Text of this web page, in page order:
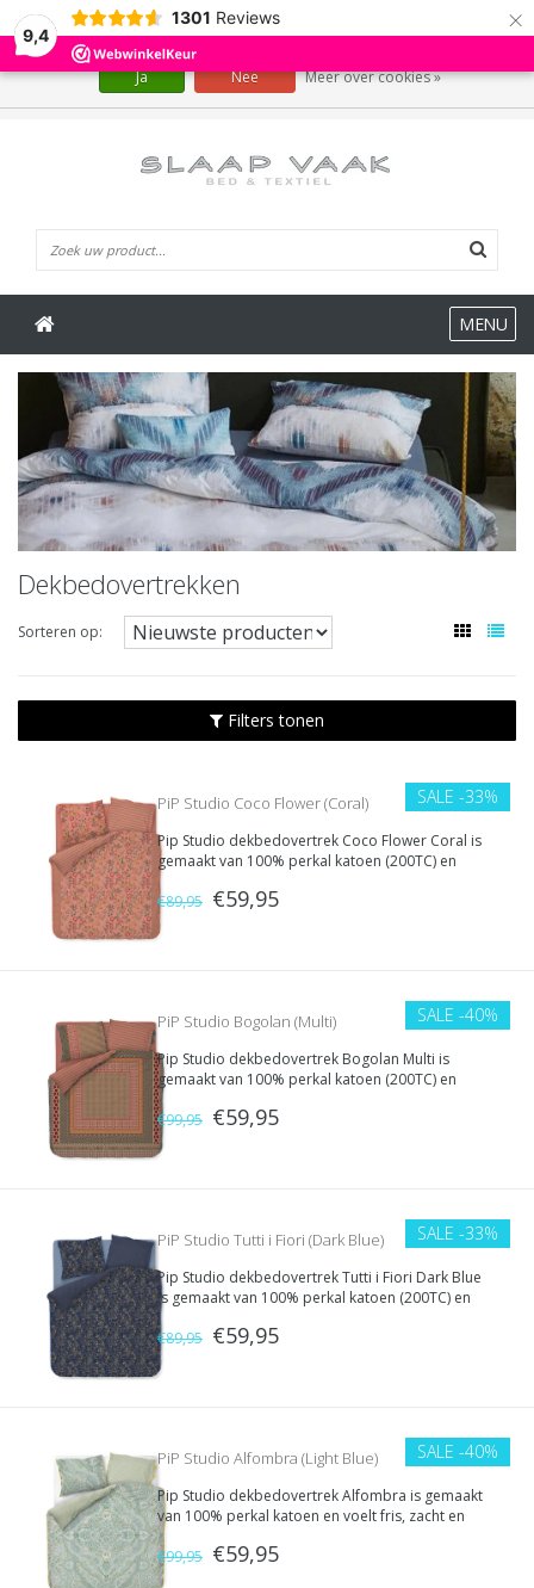
9,4
1301 Reviews ×
MENU
Dekbedovertrekken
Sorteren op:
Filters tonen
SALE -33%
PiP Studio Coco Flower (Coral)
Pip Studio dekbedovertrek Coco Flower Coral is
gemaakt van 100% perkal katoen (200TC) en
heeft een weelderig bloemendessin in warme
koraal- en zalntinten. Dubbelzijdig te gebruiken,
dubbele instopstrook.
€89,95 €59,95
SALE -40%
PiP Studio Bogolan (Multi)
Pip Studio dekbedovertrek Bogolan Multi is
gemaakt van 100% perkal katoen (200TC) en
heeft een grafisch, Afrikaans geïnspireerd dessin
met geometrische ornamenten in roze, rood,
oker en teal. Dubbelzijdig te gebruiken, dubbele
instopstrook.
€99,95 €59,95
SALE -33%
PiP Studio Tutti i Fiori (Dark Blue)
Pip Studio dekbedovertrek Tutti i Fiori Dark Blue
is gemaakt van 100% perkal katoen (200TC) en
heeft een dicht, romantisch bloemendessin in
diepblauwe tinten met gouden accenten.
Dubbelzijdig te gebruiken, dubbele
instopstrook.
€89,95 €59,95
SALE -40%
PiP Studio Alfombra (Light Blue)
Pip Studio dekbedovertrek Alfombra is gemaakt
van 100% perkal katoen en voelt fris, zacht en
comfortabel aan. De fijne stof en kleurrijke print
geven je slaapkamer een vrolijke en luxe
uitstraling.
€99,95 €59,95
Wij slaan cookies op om onze website te verbeteren. Is dat akkoord?
Ja Nee Meer over cookies »